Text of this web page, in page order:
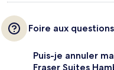
Foire aux questions
Puis-je annuler
Fraser Suites